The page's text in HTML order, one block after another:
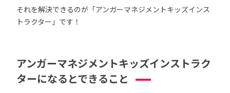
それを解決できるのが「アンガーマネジメントキッズインス
トラクター」です！
アンガーマネジメントキッズインストラク
ターになるとできること